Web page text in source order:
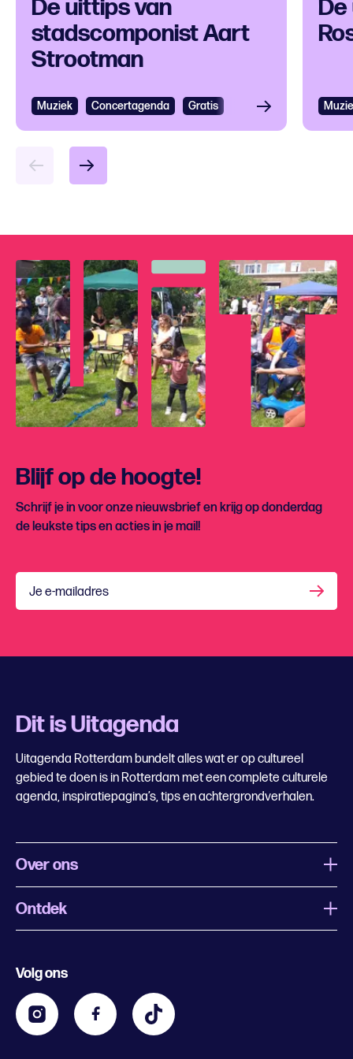
De uittips van
stadscomponist Aart
Strootman
Muziek Concertagenda Gratis
Bekijken
Blijf op de hoogte!
Schrijf je in voor onze nieuwsbrief en krijg op donderdag
de leukste tips en acties in je mail!
Je e-mailadres
Dit is Uitagenda
Uitagenda Rotterdam bundelt alles wat er op cultureel
gebied te doen is in Rotterdam met een complete culturele
agenda, inspiratiepagina’s, tips en achtergrondverhalen.
Over ons
Wat is Uitagenda Rotterdam
Contact
Zakelijk
Ontdek
Kids
Volg ons